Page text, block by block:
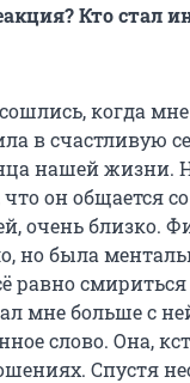
Кто стал
когда мне
в счастливую
нашей жизни.
что он общается
очень близко.
но была
равно
мне больше с
слово. Она,
Спустя